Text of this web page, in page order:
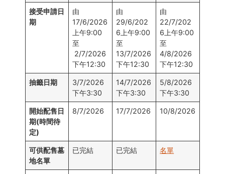
接受申請日
期
由
17/6/2026
上午9:00
至
2/7/2026
下午12:30
由
29/6/202
6上午9:00
至
13/7/2026
下午12:30
由
22/7/202
6上午9:00
至
4/8/2026
下午12:30
抽籤日期
3/7/2026
下午3:30
14/7/2026
下午3:30
5/8/2026
下午3:30
開始配售日
期(時間待
定)
8/7/2026 17/7/2026 10/8/2026
可供配售墓
地名單
已完結 已完結 名單